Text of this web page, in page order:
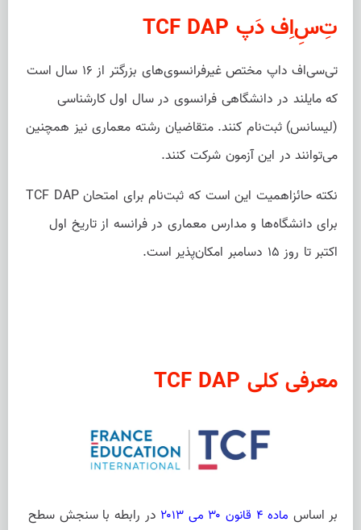
تِ‌سِ‌اِف دَپ TCF DAP
تی‌سی‌اف داپ مختص غیرفرانسوی‌های بزرگتر از ۱۶ سال است
که مایلند در دانشگاهی فرانسوی در سال اول کارشناسی
(لیسانس) ثبت‌نام کنند. متقاضیان رشته معماری نیز همچنین
می‌توانند در این آزمون شرکت کنند.
نکته حائزاهمیت این است که ثبت‌نام برای امتحان TCF DAP
برای دانشگاه‌ها و مدارس معماری در فرانسه از تاریخ اول
اکتبر تا روز ۱۵ دسامبر امکان‌پذیر است.
معرفی کلی TCF DAP
بر اساس ماده ۴ قانون ۳۰ می ۲۰۱۳
در رابطه با سنجش سطح